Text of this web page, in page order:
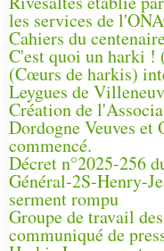
les services de
Cahiers du
C'est quoi un harki !
(Cœurs de harkis)
Leygues de
Création de
Dordogne Veuves et
commencé.
Décret n°2025-256
Général-2S-Henry-
serment rompu
Groupe de travail
communiqué de